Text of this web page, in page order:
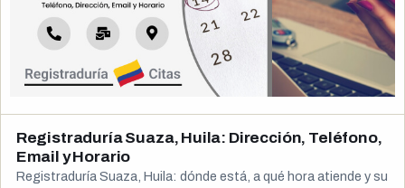
Registraduría Suaza, Huila: Dirección, Teléfono,
Email y Horario
Registraduría Suaza, Huila: dónde está, a qué hora atiende y su